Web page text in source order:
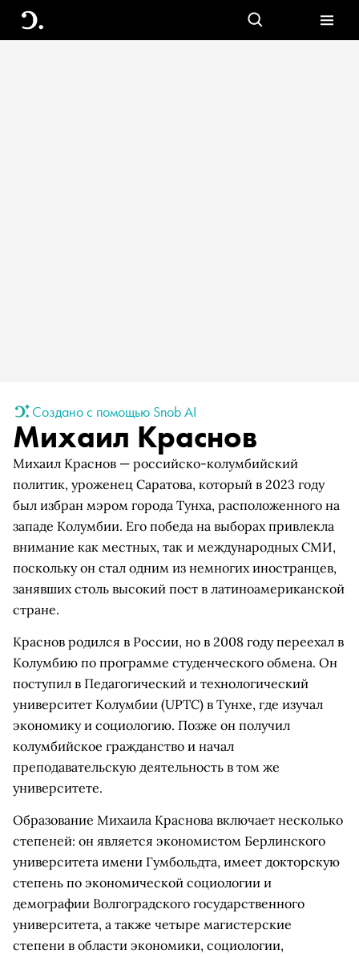
Создано с помощью Snob AI
Михаил Краснов
Михаил Краснов — российско-колумбийский
политик, уроженец Саратова, который в 2023 году
был избран мэром города Тунха, расположенного на
западе Колумбии. Его победа на выборах привлекла
внимание как местных, так и международных СМИ,
поскольку он стал одним из немногих иностранцев,
занявших столь высокий пост в латиноамериканской
стране.
Краснов родился в России, но в 2008 году переехал в
Колумбию по программе студенческого обмена. Он
поступил в Педагогический и технологический
университет Колумбии (UPTC) в Тунхе, где изучал
экономику и социологию. Позже он получил
колумбийское гражданство и начал
преподавательскую деятельность в том же
университете.
Образование Михаила Краснова включает несколько
степеней: он является экономистом Берлинского
университета имени Гумбольдта, имеет докторскую
степень по экономической социологии и
демографии Волгоградского государственного
университета, а также четыре магистерские
степени в области экономики, социологии,